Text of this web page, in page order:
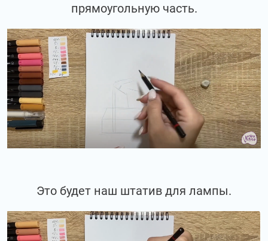
прямоугольную часть.
Это будет наш штатив для лампы.